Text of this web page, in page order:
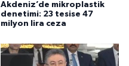
Akdeniz’de mikroplastik
denetimi: 23 tesise 47
milyon lira ceza